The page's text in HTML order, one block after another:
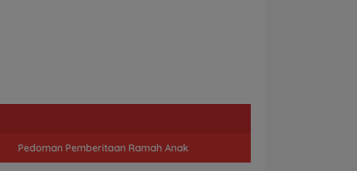
Pedoman Pemberitaan Ramah Anak